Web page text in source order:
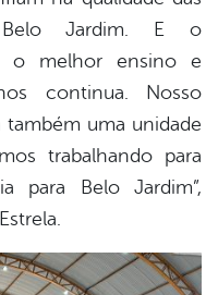
Belo Jardim. E o
o melhor ensino e
continua. Nosso
também uma unidade
trabalhando para
para Belo Jardim”,